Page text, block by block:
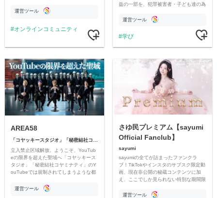
運営ツール
オンラインコミュニティ
益の一部を、犯罪被害者・子ども達の為
す運営ツール
学び
AREA58
立入禁止区域解放。ようこそ、YouTub
eの限界を超えた聖域へ「コヤッキース
タジオ」「秘密結社コヤミナティ」のY
ouTubeでは規制されてしまうような都
公開。
運営ツール
さゆ民プレミアム【sayumi
Official Fanclub】
sayumi
sayumiの全てが詰まったファンクラ
ブ！TikTokやインスタのサブスク限定動
画、現在非公開の秘蔵コンテンツに加
え、ここでしか見られない特別な期間限
運営ツール